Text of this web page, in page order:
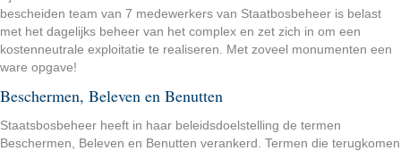
bescheiden team van 7 medewerkers van Staatbosbeheer is belast
met het dagelijks beheer van het complex en zet zich in om een
kostenneutrale exploitatie te realiseren. Met zoveel monumenten een
ware opgave!
Beschermen, Beleven en Benutten
Staatsbosbeheer heeft in haar beleidsdoelstelling de termen
Beschermen, Beleven en Benutten verankerd. Termen die terugkomen